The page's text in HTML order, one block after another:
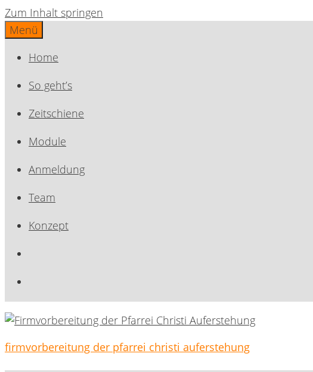
Zum Inhalt springen
Menü
Home
So geht’s
Zeitschiene
Module
Anmeldung
Team
Konzept
firmvorbereitung der pfarrei christi auferstehung